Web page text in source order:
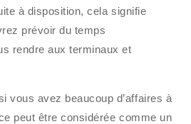
à disposition, cela signifie
prévoir du temps
rendre aux terminaux et
vous avez beaucoup d’affaires à
peut être considérée comme un